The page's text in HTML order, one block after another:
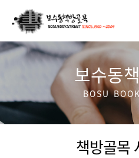
보수동
BOSU
책방골목